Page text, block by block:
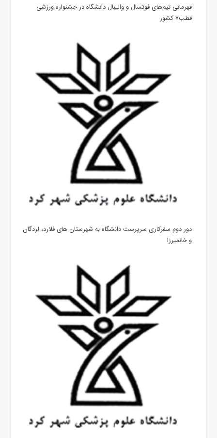
قهرمانی تیم‌های فوتسال و والیبال دانشگاه در جشنواره ورزشی
قطب۷ کشور
دور دوم سفرکاری سرپرست دانشگاه به شهرستان های فلارد، لردگان
و خانمیرزا